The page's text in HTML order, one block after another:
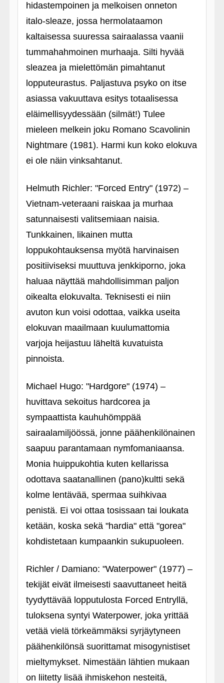
hidastempoinen ja melkoisen onneton
italo-sleaze, jossa hermolataamon
kaltaisessa suuressa sairaalassa vaanii
tummahahmoinen murhaaja. Silti hyvää
sleazea ja mielettömän pimahtanut
lopputeurastus. Paljastuva psyko on itse
asiassa vakuuttava esitys totaalisessa
eläimellisyydessään (silmät!) Tulee
mieleen melkein joku Romano Scavolinin
Nightmare (1981). Harmi kun koko elokuva
ei ole näin vinksahtanut.
Helmuth Richler: "Forced Entry" (1972) –
Vietnam-veteraani raiskaa ja murhaa
satunnaisesti valitsemiaan naisia.
Tunkkainen, likainen mutta
loppukohtauksensa myötä harvinaisen
positiiviseksi muuttuva jenkkiporno, joka
haluaa näyttää mahdollisimman paljon
oikealta elokuvalta. Teknisesti ei niin
avuton kun voisi odottaa, vaikka useita
elokuvan maailmaan kuulumattomia
varjoja heijastuu läheltä kuvatuista
pinnoista.
Michael Hugo: "Hardgore" (1974) –
huvittava sekoitus hardcorea ja
sympaattista kauhuhömppää
sairaalamiljöössä, jonne päähenkilönainen
saapuu parantamaan nymfomaniaansa.
Monia huippukohtia kuten kellarissa
odottava saatanallinen (pano)kultti sekä
kolme lentävää, spermaa suihkivaa
penistä. Ei voi ottaa tosissaan tai loukata
ketään, koska sekä "hardia" että "gorea"
kohdistetaan kumpaankin sukupuoleen.
Richler / Damiano: "Waterpower" (1977) –
tekijät eivät ilmeisesti saavuttaneet heitä
tyydyttävää lopputulosta Forced Entryllä,
tuloksena syntyi Waterpower, joka yrittää
vetää vielä törkeämmäksi syrjäytyneen
päähenkilönsä suorittamat misogynistiset
mieltymykset. Nimestään lähtien mukaan
on liitetty lisää ihmiskehon nesteitä,